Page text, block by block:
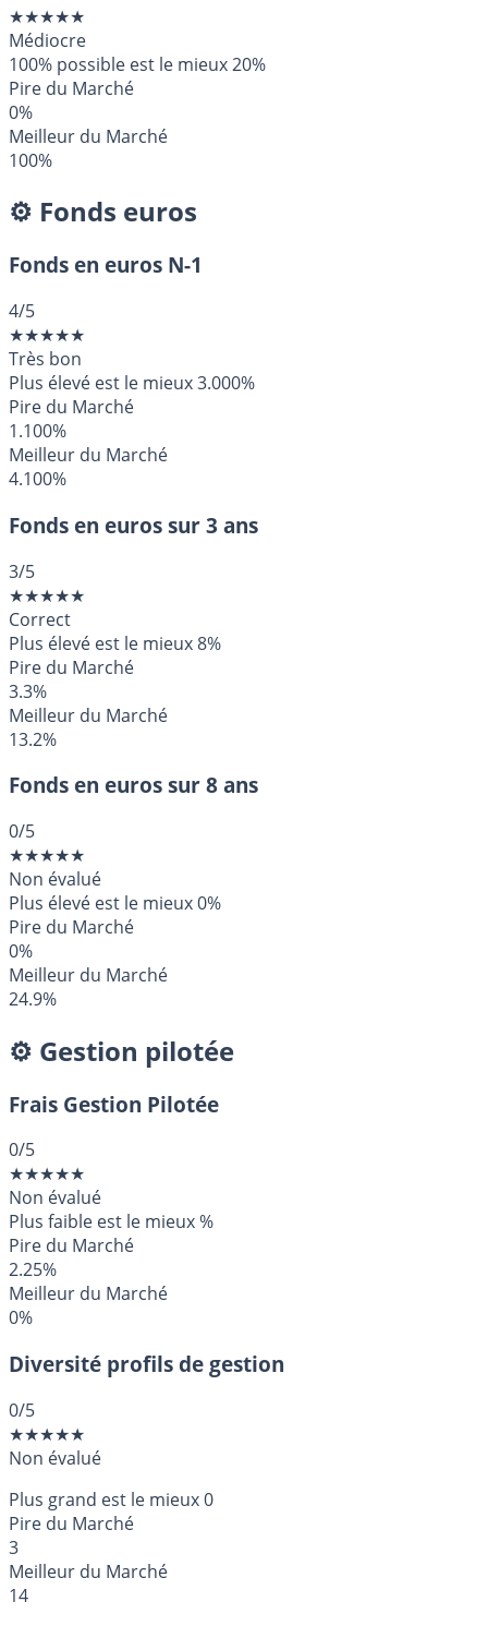
★★★★★
Médiocre
100% possible est le mieux20%
Pire du Marché
0%
Meilleur du Marché
100%
⚙️ Fonds euros
Fonds en euros N-1
4/5
★★★★★
Très bon
Plus élevé est le mieux3.000%
Pire du Marché
1.100%
Meilleur du Marché
4.100%
Fonds en euros sur 3 ans
3/5
★★★★★
Correct
Plus élevé est le mieux8%
Pire du Marché
3.3%
Meilleur du Marché
13.2%
Fonds en euros sur 8 ans
0/5
★★★★★
Non évalué
Plus élevé est le mieux0%
Pire du Marché
0%
Meilleur du Marché
24.9%
⚙️ Gestion pilotée
Frais Gestion Pilotée
0/5
★★★★★
Non évalué
Plus faible est le mieux%
Pire du Marché
2.25%
Meilleur du Marché
0%
Diversité profils de gestion
0/5
★★★★★
Non évalué
Plus grand est le mieux0
Pire du Marché
3
Meilleur du Marché
14